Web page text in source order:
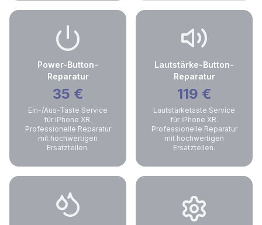
Power-Button-
Reparatur
35 €
Ein-/Aus-Taste Service
für iPhone XR.
Professionelle Reparatur
mit hochwertigen
Ersatzteilen.
Lautstärke-Button-
Reparatur
119 €
Lautstärketaste Service
für iPhone XR.
Professionelle Reparatur
mit hochwertigen
Ersatzteilen.